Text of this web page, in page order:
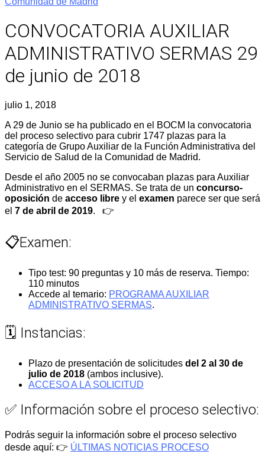
CONVOCATORIA AUXILIAR
ADMINISTRATIVO SERMAS 29
de junio de 2018
julio 1, 2018
A 29 de Junio se ha publicado en el BOCM la convocatoria
del proceso selectivo para cubrir 1747 plazas para la
categoría de Grupo Auxiliar de la Función Administrativa del
Servicio de Salud de la Comunidad de Madrid.
Desde el año 2005 no se convocaban plazas para Auxiliar
Administrativo en el SERMAS. Se trata de un concurso-
oposición de acceso libre y el examen parece ser que será
el 7 de abril de 2019. 👉
📋Examen:
Tipo test: 90 preguntas y 10 más de reserva. Tiempo:
110 minutos
Accede al temario: PROGRAMA AUXILIAR
ADMINISTRATIVO SERMAS.
🗓️ Instancias:
Plazo de presentación de solicitudes del 2 al 30 de
julio de 2018 (ambos inclusive).
ACCESO A LA SOLICITUD
✅ Información sobre el proceso selectivo:
Podrás seguir la información sobre el proceso selectivo
desde aquí: 👉 ÚLTIMAS NOTICIAS PROCESO